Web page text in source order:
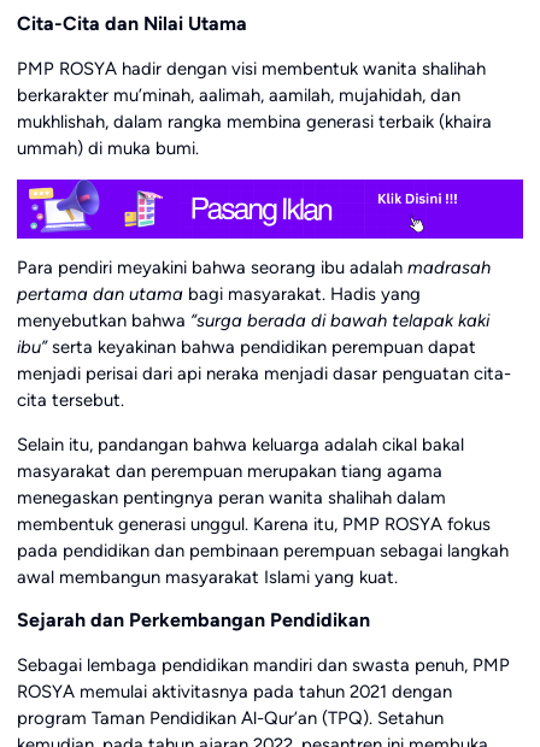
Cita-Cita dan Nilai Utama
PMP ROSYA hadir dengan visi membentuk wanita shalihah
berkarakter mu’minah, aalimah, aamilah, mujahidah, dan
mukhlishah, dalam rangka membina generasi terbaik (khaira
ummah) di muka bumi.
Para pendiri meyakini bahwa seorang ibu adalah madrasah
pertama dan utamabagi masyarakat. Hadis yang
menyebutkan bahwa “surga berada di bawah telapak kaki
ibu”serta keyakinan bahwa pendidikan perempuan dapat
menjadi perisai dari api neraka menjadi dasar penguatan cita-
cita tersebut.
Selain itu, pandangan bahwa keluarga adalah cikal bakal
masyarakat dan perempuan merupakan tiang agama
menegaskan pentingnya peran wanita shalihah dalam
membentuk generasi unggul. Karena itu, PMP ROSYA fokus
pada pendidikan dan pembinaan perempuan sebagai langkah
awal membangun masyarakat Islami yang kuat.
Sejarah dan Perkembangan Pendidikan
Sebagai lembaga pendidikan mandiri dan swasta penuh, PMP
ROSYA memulai aktivitasnya pada tahun 2021 dengan
program Taman Pendidikan Al-Qur’an (TPQ). Setahun